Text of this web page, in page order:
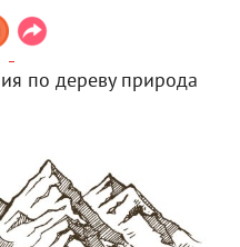
по дереву природа